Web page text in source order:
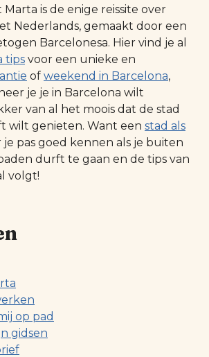
is de enige reissite over
Nederlands, gemaakt door een
Barcelonesa. Hier vind je al
tips voor een unieke en
of weekend in Barcelona,
je je in Barcelona wilt
van al het moois dat de stad
wilt genieten. Want een stad als
je pas goed kennen als je buiten
durft te gaan en de tips van
volgt!
op pad
gidsen